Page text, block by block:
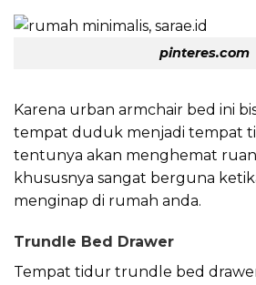
pinteres.com
Karena urban armchair bed ini
tempat duduk menjadi tempat
tentunya akan menghemat
khususnya sangat berguna
menginap di rumah anda.
Trundle Bed Drawer
Tempat tidur trundle bed